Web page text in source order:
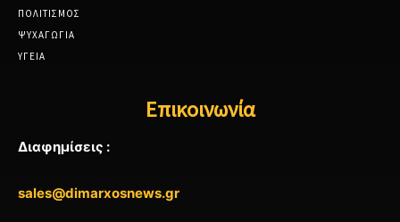
ΠΟΛΙΤΙΣΜΟΣ
ΨΥΧΑΓΩΓΙΑ
ΥΓΕΙΑ
Επικοινωνία
Διαφημίσεις :
sales@dimarxosnews.gr